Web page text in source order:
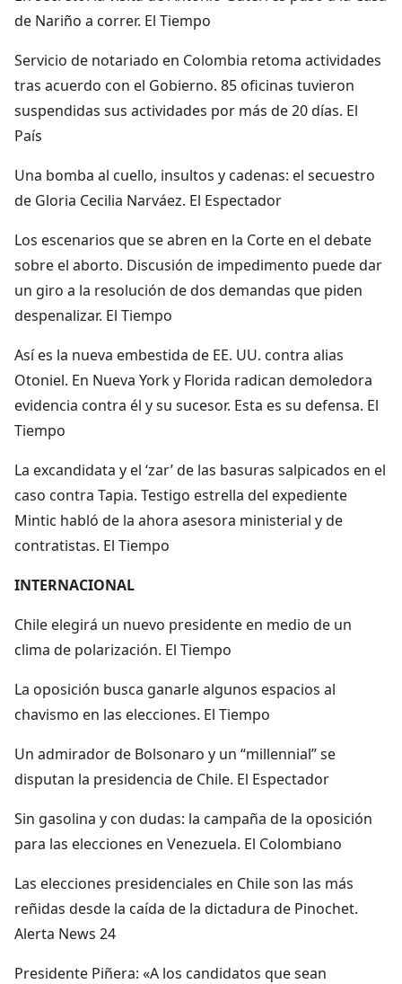
de Nariño a correr. El Tiempo
Servicio de notariado en Colombia retoma actividades
tras acuerdo con el Gobierno. 85 oficinas tuvieron
suspendidas sus actividades por más de 20 días. El
País
Una bomba al cuello, insultos y cadenas: el secuestro
de Gloria Cecilia Narváez. El Espectador
Los escenarios que se abren en la Corte en el debate
sobre el aborto. Discusión de impedimento puede dar
un giro a la resolución de dos demandas que piden
despenalizar. El Tiempo
Así es la nueva embestida de EE. UU. contra alias
Otoniel. En Nueva York y Florida radican demoledora
evidencia contra él y su sucesor. Esta es su defensa. El
Tiempo
La excandidata y el ‘zar’ de las basuras salpicados en el
caso contra Tapia. Testigo estrella del expediente
Mintic habló de la ahora asesora ministerial y de
contratistas. El Tiempo
INTERNACIONAL
Chile elegirá un nuevo presidente en medio de un
clima de polarización. El Tiempo
La oposición busca ganarle algunos espacios al
chavismo en las elecciones. El Tiempo
Un admirador de Bolsonaro y un “millennial” se
disputan la presidencia de Chile. El Espectador
Sin gasolina y con dudas: la campaña de la oposición
para las elecciones en Venezuela. El Colombiano
Las elecciones presidenciales en Chile son las más
reñidas desde la caída de la dictadura de Pinochet.
Alerta News 24
Presidente Piñera: «A los candidatos que sean